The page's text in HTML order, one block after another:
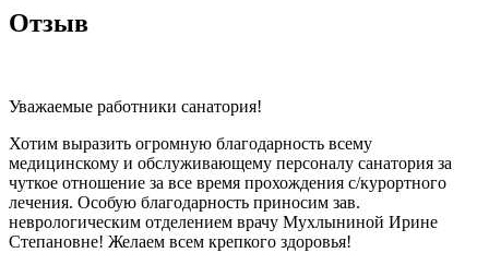
Отзыв
Уважаемые работники санатория!
Хотим выразить огромную благодарность всему
медицинскому и обслуживающему персоналу санатория за
чуткое отношение за все время прохождения с/курортного
лечения. Особую благодарность приносим зав.
неврологическим отделением врачу Мухлыниной Ирине
Степановне! Желаем всем крепкого здоровья!